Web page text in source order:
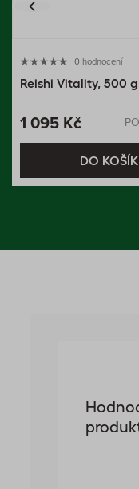
0 hodnocení
Reishi Vitality, 500 g
1 095 Kč
DO